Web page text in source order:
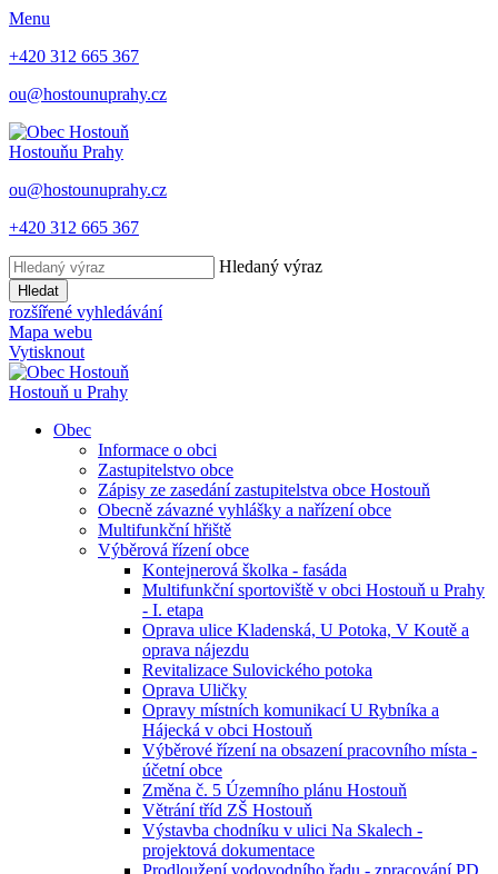
Menu
+420 312 665 367
ou@hostounuprahy.cz
Hostouňu Prahy
ou@hostounuprahy.cz
+420 312 665 367
Hledaný výraz
Hledat
rozšířené vyhledávání
Mapa webu
Vytisknout
Hostouň u Prahy
Obec
Informace o obci
Zastupitelstvo obce
Zápisy ze zasedání zastupitelstva obce Hostouň
Obecně závazné vyhlášky a nařízení obce
Multifunkční hřiště
Výběrová řízení obce
Kontejnerová školka - fasáda
Multifunkční sportoviště v obci Hostouň u Prahy
- I. etapa
Oprava ulice Kladenská, U Potoka, V Koutě a
oprava nájezdu
Revitalizace Sulovického potoka
Oprava Uličky
Opravy místních komunikací U Rybníka a
Hájecká v obci Hostouň
Výběrové řízení na obsazení pracovního místa -
účetní obce
Změna č. 5 Územního plánu Hostouň
Větrání tříd ZŠ Hostouň
Výstavba chodníku v ulici Na Skalech -
projektová dokumentace
Prodloužení vodovodního řadu - zpracování PD